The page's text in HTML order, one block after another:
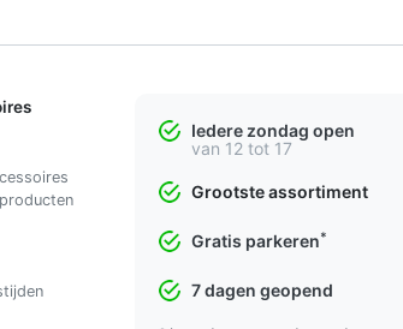
Iedere zondag open
van 12 tot 17
Grootste assortiment
Gratis parkeren*
7 dagen geopend